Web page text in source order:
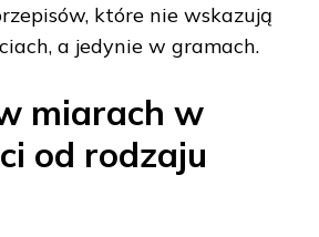
które nie wskazują
a jedynie w gramach.
miarach w
od rodzaju